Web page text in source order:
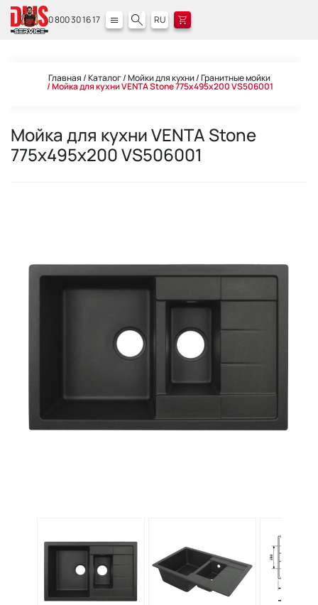
0 800 30 16 17 RU
Главная Каталог Мойки для кухни Гранитные мойки
Мойка для кухни VENTA Stone 775х495х200 VS506001
Мойка для кухни VENTA Stone
775х495х200 VS506001